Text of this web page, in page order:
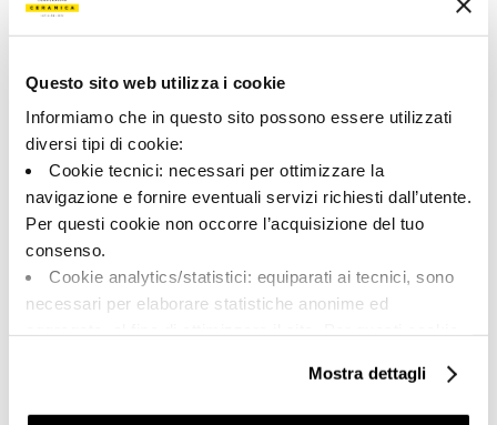
Questo sito web utilizza i cookie
Informiamo che in questo sito possono essere utilizzati
diversi tipi di cookie:
Cookie tecnici: necessari per ottimizzare la
navigazione e fornire eventuali servizi richiesti dall’utente.
Per questi cookie non occorre l’acquisizione del tuo
consenso.
Cookie analytics/statistici: equiparati ai tecnici, sono
necessari per elaborare statistiche anonime ed
Cookie di profilazione/marketing: sono utilizzati, solo
previo tuo consenso, per esaminare le tue abitudini di
Mostra dettagli
166389 | BLSV 36DG RM
Collection
00712
Gris foncé
Catégorie:
Fond
Format:
naturel
Aspect superficiel:
mat
Stonalisation: